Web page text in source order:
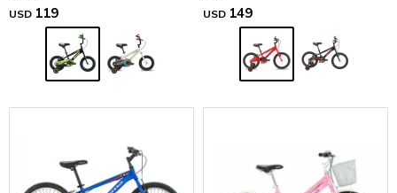
USD 119 USD 149